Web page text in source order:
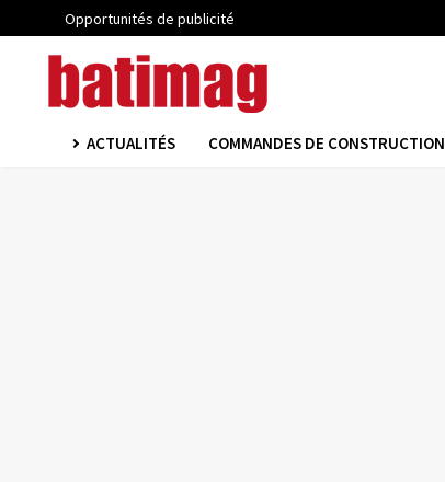
Opportunités de publicité
ACTUALITÉS COMMANDES DE CONSTRUCTION